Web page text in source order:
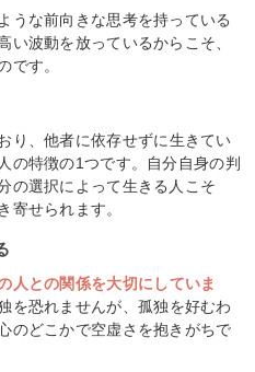
うな前向きな思考を持っている
い波動を放っているからこそ、
です。
り、他者に依存せずに生きてい
の特徴の1つです。自分自身の判
の選択によって生きる人こそ
寄せられます。
人との関係を大切にしていま
を恐れませんが、孤独を好むわ
のどこかで空虚さを抱きがちで